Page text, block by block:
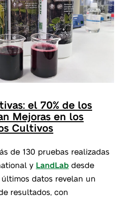
el 70% de los
Mejoras en los
Cultivos
de 130 pruebas realizadas
y LandLab desde
datos revelan un
resultados, con